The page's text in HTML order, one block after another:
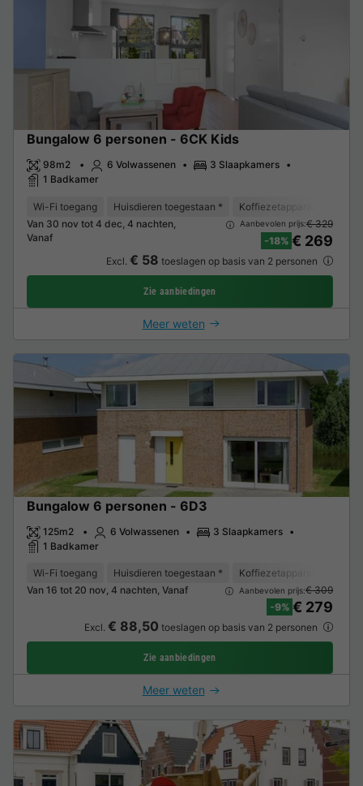
Bungalow 6 personen - 6CK Kids
98m2 6 Volwassenen
3 Slaapkamers
1 Badkamer
Wi-Fi toegang Huisdieren toegestaan * Koffiezetapparaat
Van 30 nov tot 4 dec, 4 nachten,
Vanaf
Aanbevolen prijs:€ 329
-18% € 269
Excl. € 58 toeslagen op basis van 2 personen
Zie aanbiedingen
Meer weten
Bungalow 6 personen - 6D3
125m2 6 Volwassenen
3 Slaapkamers
1 Badkamer
Wi-Fi toegang Huisdieren toegestaan * Koffiezetapparaat
Van 16 tot 20 nov, 4 nachten, Vanaf
Aanbevolen prijs:€ 309
-9% € 279
Excl. € 88,50 toeslagen op basis van 2 personen
Zie aanbiedingen
Meer weten